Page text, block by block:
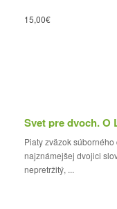
15,00€
Piaty zväzok
najznámejšej dvojici
nepretržitý, ...